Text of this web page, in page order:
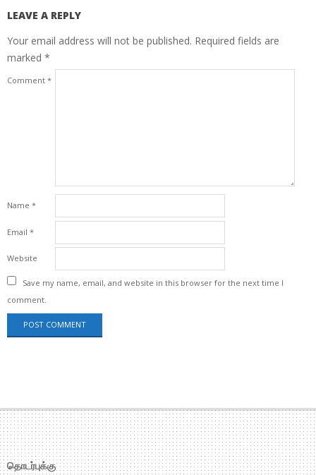
LEAVE A REPLY
Your email address will not be published. Required fields are
marked *
Comment *
Name *
Email *
Website
Save my name, email, and website in this browser for the next time I
comment.
தொடர்புக்கு